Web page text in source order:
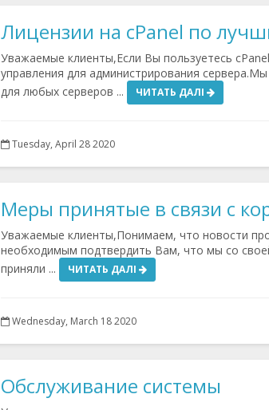
Лицензии на cPanel по
Уважаемые клиенты,Если Вы пользуетесь
управления для администрирования
для любых серверов ...
ЧИТАТЬ ДАЛІ
Tuesday, April 28 2020
Меры принятые в связи с
Уважаемые клиенты,Понимаем, что новости
необходимым подтвердить Вам, что мы со
приняли ...
ЧИТАТЬ ДАЛІ
Wednesday, March 18 2020
Обслуживание системы